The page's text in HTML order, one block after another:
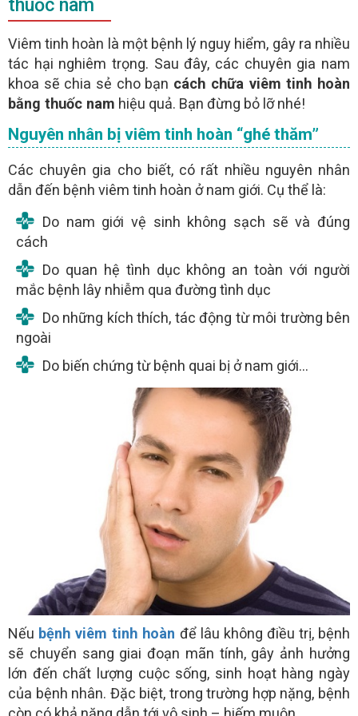
thuốc nam
Viêm tinh hoàn là một bệnh lý nguy hiểm, gây ra nhiều
tác hại nghiêm trọng. Sau đây, các chuyên gia nam
khoa sẽ chia sẻ cho bạn cách chữa viêm tinh hoàn
bằng thuốc nam hiệu quả. Bạn đừng bỏ lỡ nhé!
Nguyên nhân bị viêm tinh hoàn “ghé thăm”
Các chuyên gia cho biết, có rất nhiều nguyên nhân
dẫn đến bệnh viêm tinh hoàn ở nam giới. Cụ thể là:
Do nam giới vệ sinh không sạch sẽ và đúng
cách
Do quan hệ tình dục không an toàn với người
mắc bệnh lây nhiễm qua đường tình dục
Do những kích thích, tác động từ môi trường bên
ngoài
Do biến chứng từ bệnh quai bị ở nam giới…
Nếu bệnh viêm tinh hoàn để lâu không điều trị, bệnh
sẽ chuyển sang giai đoạn mãn tính, gây ảnh hưởng
lớn đến chất lượng cuộc sống, sinh hoạt hàng ngày
của bệnh nhân. Đặc biệt, trong trường hợp nặng, bệnh
TƯ VẤN TRỰC TUYẾN ONLINE(miễn phí)